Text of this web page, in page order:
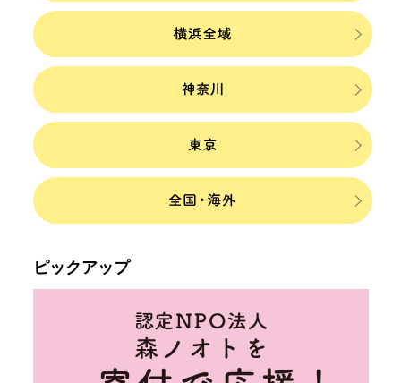
ピックアップ